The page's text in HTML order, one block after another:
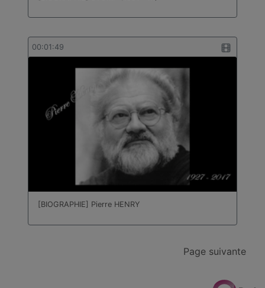
00:01:49
[BIOGRAPHIE] Pierre HENRY
Page suivante